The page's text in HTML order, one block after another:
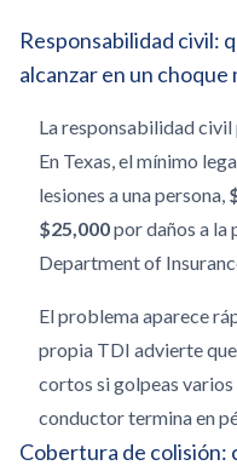
Responsabilidad civil:
alcanzar en un
La responsabilidad civil
En Texas, el mínimo
lesiones a una persona,
$25,000por daños a la
Department of
El problema aparece
propia TDI advierte
cortos si golpeas
conductor termina en
Cobertura de colisión: